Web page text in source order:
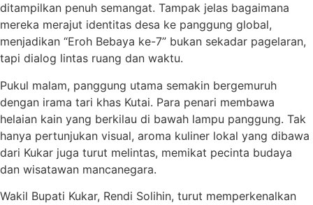
ditampilkan penuh semangat. Tampak jelas bagaimana
mereka merajut identitas desa ke panggung global,
menjadikan “Eroh Bebaya ke-7” bukan sekadar pagelaran,
tapi dialog lintas ruang dan waktu.
Pukul malam, panggung utama semakin bergemuruh
dengan irama tari khas Kutai. Para penari membawa
helaian kain yang berkilau di bawah lampu panggung. Tak
hanya pertunjukan visual, aroma kuliner lokal yang dibawa
dari Kukar juga turut melintas, memikat pecinta budaya
dan wisatawan mancanegara.
Wakil Bupati Kukar, Rendi Solihin, turut memperkenalkan